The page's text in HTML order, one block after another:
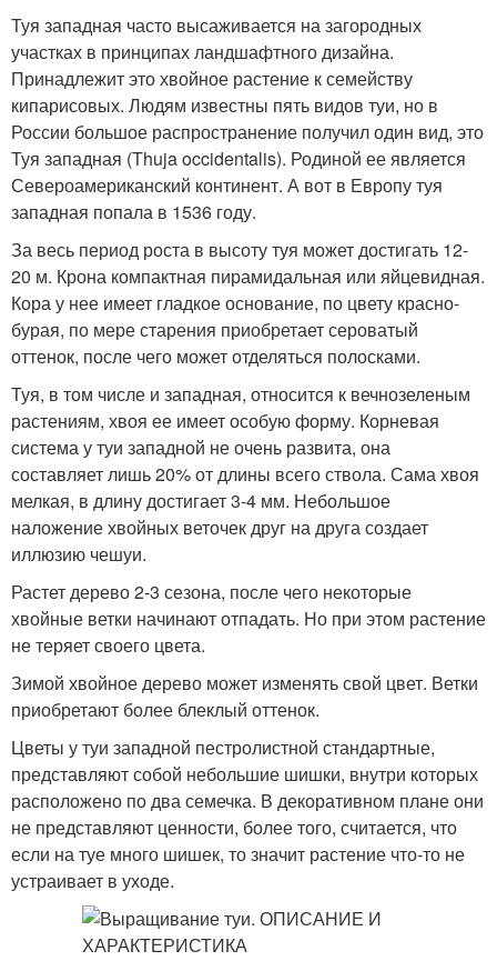
Туя западная часто высаживается на загородных
участках в принципах ландшафтного дизайна.
Принадлежит это хвойное растение к семейству
кипарисовых. Людям известны пять видов туи, но в
России большое распространение получил один вид, это
Туя западная (Thuja occidentalis). Родиной ее является
Североамериканский континент. А вот в Европу туя
западная попала в 1536 году.
За весь период роста в высоту туя может достигать 12-
20 м. Крона компактная пирамидальная или яйцевидная.
Кора у нее имеет гладкое основание, по цвету красно-
бурая, по мере старения приобретает сероватый
оттенок, после чего может отделяться полосками.
Туя, в том числе и западная, относится к вечнозеленым
растениям, хвоя ее имеет особую форму. Корневая
система у туи западной не очень развита, она
составляет лишь 20% от длины всего ствола. Сама хвоя
мелкая, в длину достигает 3-4 мм. Небольшое
наложение хвойных веточек друг на друга создает
иллюзию чешуи.
Растет дерево 2-3 сезона, после чего некоторые
хвойные ветки начинают отпадать. Но при этом растение
не теряет своего цвета.
Зимой хвойное дерево может изменять свой цвет. Ветки
приобретают более блеклый оттенок.
Цветы у туи западной пестролистной стандартные,
представляют собой небольшие шишки, внутри которых
расположено по два семечка. В декоративном плане они
не представляют ценности, более того, считается, что
если на туе много шишек, то значит растение что-то не
устраивает в уходе.